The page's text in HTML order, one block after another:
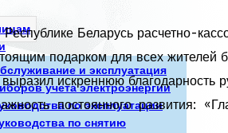
и эксплуатация
учета электроэнергии
по эксплуатации
по снятию
Беларусь расчетно-
подарком для всех
искреннюю благодарность
постоянного развития: